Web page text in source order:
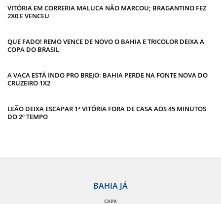
VITÓRIA EM CORRERIA MALUCA NÃO MARCOU; BRAGANTINO FEZ
2X0 E VENCEU
QUE FADO! REMO VENCE DE NOVO O BAHIA E TRICOLOR DEIXA A
COPA DO BRASIL
A VACA ESTÁ INDO PRO BREJO: BAHIA PERDE NA FONTE NOVA DO
CRUZEIRO 1X2
LEÃO DEIXA ESCAPAR 1ª VITÓRIA FORA DE CASA AOS 45 MINUTOS
DO 2º TEMPO
BAHIA JÁ
CAPA